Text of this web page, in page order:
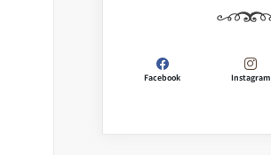
Facebook Instagram